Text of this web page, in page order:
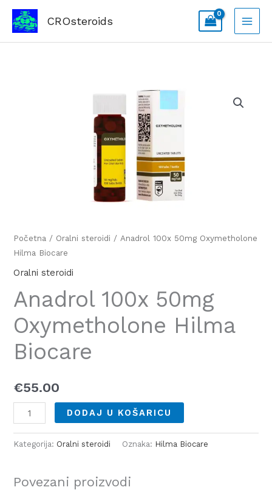
Skip
content
CROsteroids
Početna / Oralni steroidi / Anadrol 100x 50mg Oxymetholone
Hilma Biocare
Oralni steroidi
Anadrol 100x 50mg
Oxymetholone Hilma
Biocare
€55.00
DODAJ U KOŠARICU
Kategorija: Oralni steroidi Oznaka: Hilma Biocare
Povezani proizvodi